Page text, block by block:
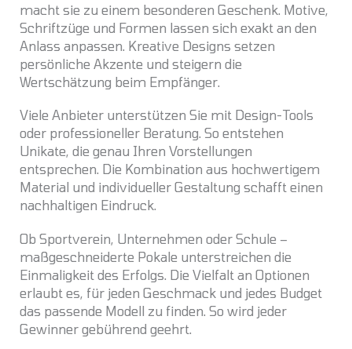
macht sie zu einem besonderen Geschenk. Motive,
Schriftzüge und Formen lassen sich exakt an den
Anlass anpassen. Kreative Designs setzen
persönliche Akzente und steigern die
Wertschätzung beim Empfänger.
Viele Anbieter unterstützen Sie mit Design-Tools
oder professioneller Beratung. So entstehen
Unikate, die genau Ihren Vorstellungen
entsprechen. Die Kombination aus hochwertigem
Material und individueller Gestaltung schafft einen
nachhaltigen Eindruck.
Ob Sportverein, Unternehmen oder Schule –
maßgeschneiderte Pokale unterstreichen die
Einmaligkeit des Erfolgs. Die Vielfalt an Optionen
erlaubt es, für jeden Geschmack und jedes Budget
das passende Modell zu finden. So wird jeder
Gewinner gebührend geehrt.